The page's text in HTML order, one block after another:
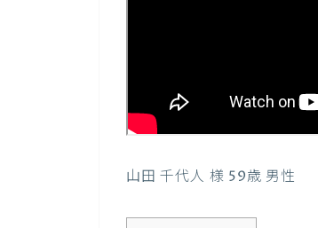
山田 千代人 様 59歳 男性